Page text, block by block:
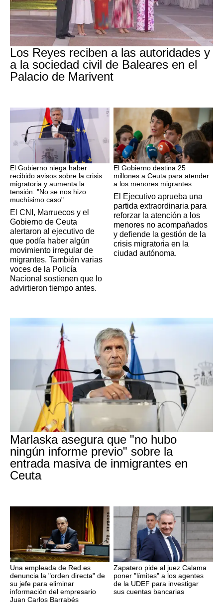
Familia Real
Los Reyes reciben a las autoridades y
a la sociedad civil de Baleares en el
Palacio de Marivent
El Gobierno niega haber
recibido avisos sobre la crisis
migratoria y aumenta la
tensión: "No se nos hizo
muchísimo caso"
El CNI, Marruecos y el
Gobierno de Ceuta
alertaron al ejecutivo de
que podía haber algún
movimiento irregular de
migrantes. También varias
voces de la Policía
Nacional sostienen que lo
advirtieron tiempo antes.
Crisis migratoria
El Gobierno destina 25
millones a Ceuta para atender
a los menores migrantes
El Ejecutivo aprueba una
partida extraordinaria para
reforzar la atención a los
menores no acompañados
y defiende la gestión de la
crisis migratoria en la
ciudad autónoma.
Marlaska asegura que "no hubo
ningún informe previo" sobre la
entrada masiva de inmigrantes en
Ceuta
Una empleada de Red.es
denuncia la "orden directa" de
su jefe para eliminar
información del empresario
Juan Carlos Barrabés
Zapatero pide al juez Calama
poner "límites" a los agentes
de la UDEF para investigar
sus cuentas bancarias